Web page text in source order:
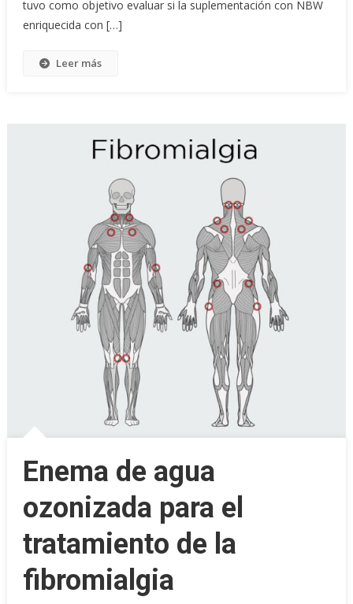
tuvo como objetivo evaluar si la suplementación con NBW
enriquecida con […]
Leer más
Enema de agua
ozonizada para el
tratamiento de la
fibromialgia